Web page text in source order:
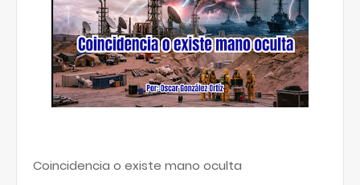
Coincidencia o existe mano oculta